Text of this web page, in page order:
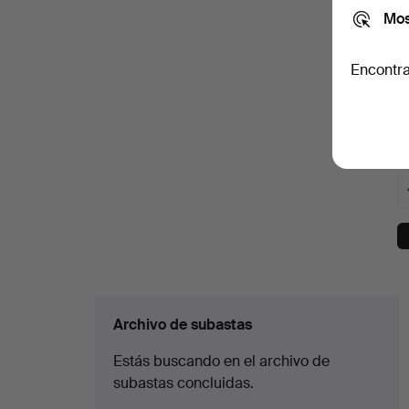
Archivo de subastas
Estás buscando en el archivo de
subastas concluidas.